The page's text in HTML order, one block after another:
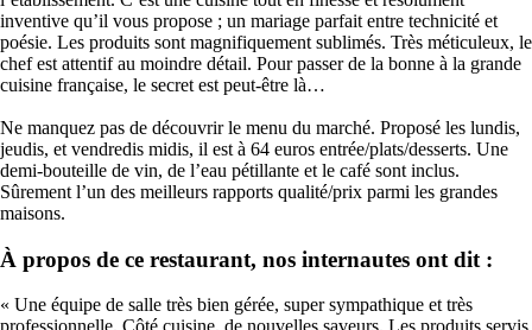
inventive qu’il vous propose ; un mariage parfait entre technicité et
poésie. Les produits sont magnifiquement sublimés. Très méticuleux, le
chef est attentif au moindre détail. Pour passer de la bonne à la grande
cuisine française, le secret est peut-être là…
Ne manquez pas de découvrir le menu du marché. Proposé les lundis,
jeudis, et vendredis midis, il est à 64 euros entrée/plats/desserts. Une
demi-bouteille de vin, de l’eau pétillante et le café sont inclus.
Sûrement l’un des meilleurs rapports qualité/prix parmi les grandes
maisons.
À propos de ce restaurant, nos internautes ont dit :
« Une équipe de salle très bien gérée, super sympathique et très